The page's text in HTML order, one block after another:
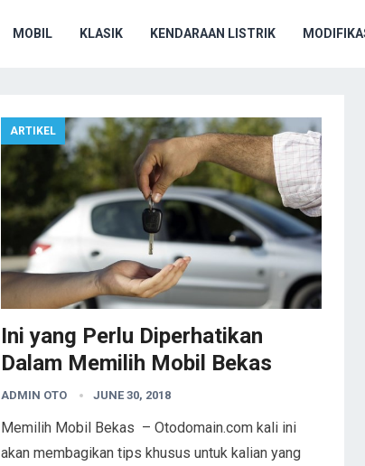
MOBIL KLASIK KENDARAAN LISTRIK
ARTIKEL
Ini yang Perlu Diperhatikan
Dalam Memilih Mobil Bekas
ADMIN OTO JUNE 30, 2018
Memilih Mobil Bekas – Otodomain.com kali ini
akan membagikan tips khusus untuk kalian yang